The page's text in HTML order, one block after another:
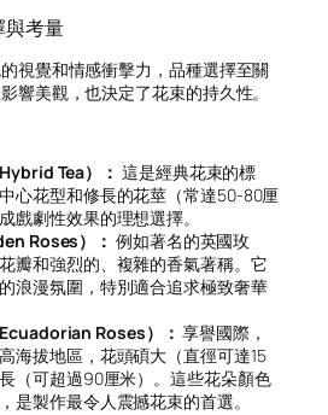
與考量
視覺和情感衝擊力，品種選擇至關
響美觀，也決定了花束的持久性。
Tea）： 這是經典花束的標
心花型和修長的花莖（常達50-80厘
戲劇性效果的理想選擇。
Roses）： 例如著名的英國玫
瓣和強烈的、複雜的香氣著稱。它
浪漫氛圍，特別適合追求極致奢華
Roses）： 享譽國際，
海拔地區，花頭碩大（直徑可達15
（可超過90厘米）。這些花朵顏色
是製作最令人震撼花束的首選。